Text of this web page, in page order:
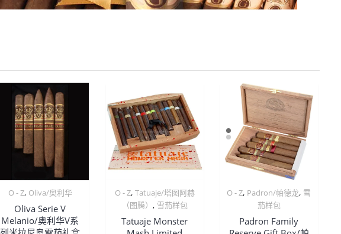
O - Z, Oliva/奥利华
Oliva Serie V
Melanio/奥利华V系
O - Z, Tatuaje/塔图阿赫
（图腾） , 雪茄样包
Tatuaje Monster
O - Z, Padron/帕德龙, 雪
茄样包
Padron Family